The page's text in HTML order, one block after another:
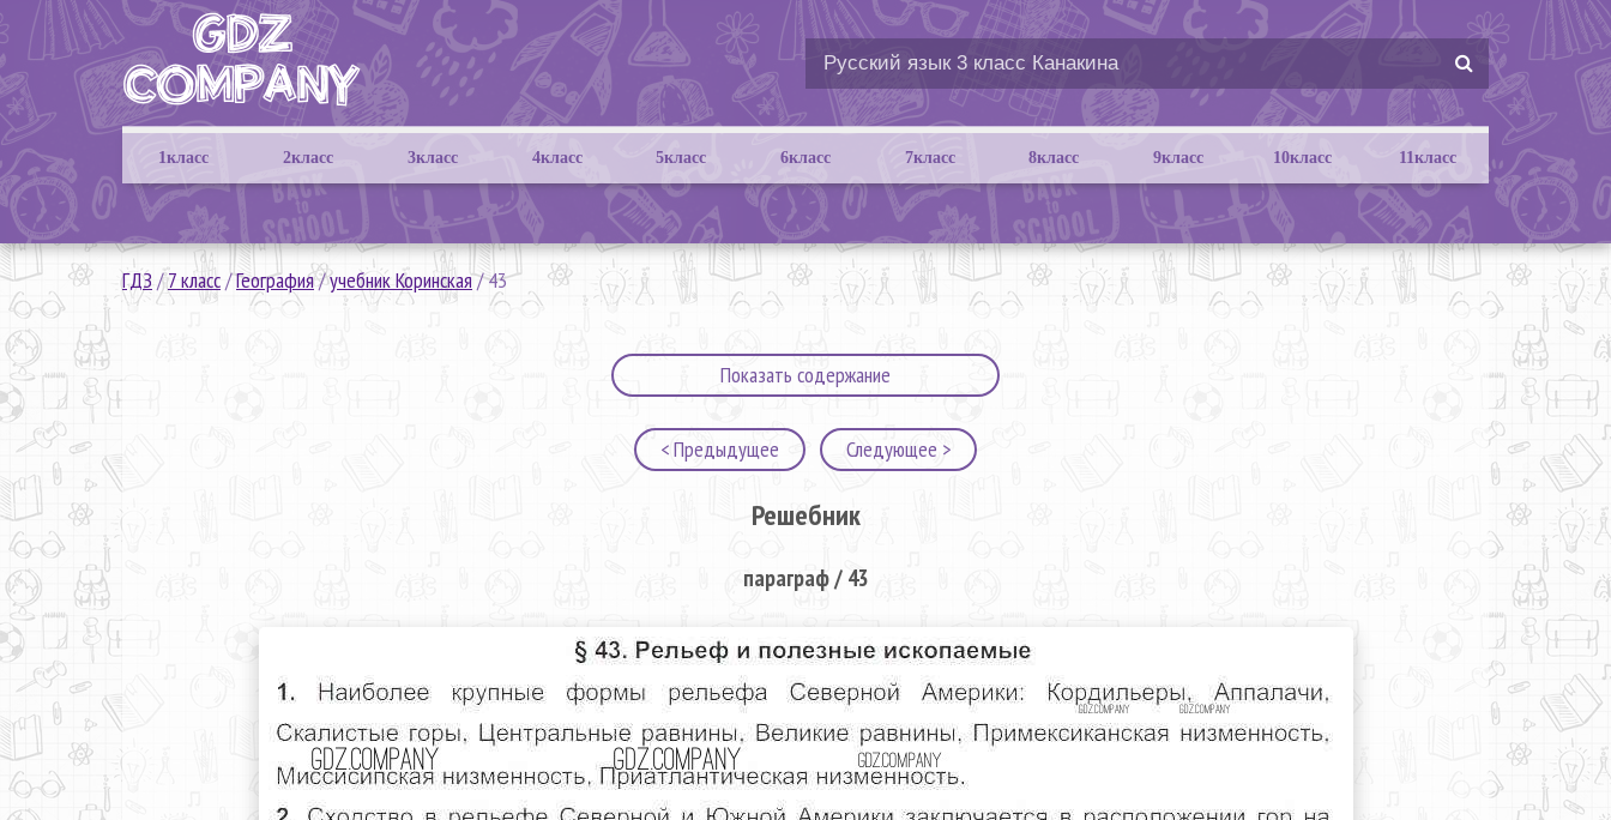
1класс 2класс 3класс 4класс 5класс 6класс 7класс 8класс 9класс 10класс 11класс
ГДЗ /7 класс/География/учебник Коринская/43
Показать содержание
< Предыдущее Следующее >
Решебник
параграф / 43